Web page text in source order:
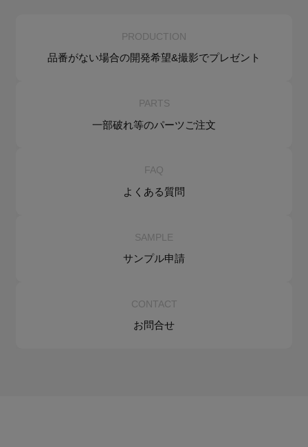
PRODUCTION
品番がない場合の開発希望&撮影でプレゼント
PARTS
一部破れ等のパーツご注文
FAQ
よくある質問
SAMPLE
サンプル申請
CONTACT
お問合せ